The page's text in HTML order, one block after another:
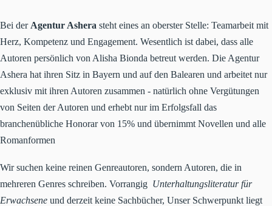
Bei der Agentur Ashera steht eines an oberster Stelle: Teamarbeit mit
Herz, Kompetenz und Engagement. Wesentlich ist dabei, dass alle
Autoren persönlich von Alisha Bionda betreut werden. Die Agentur
Ashera hat ihren Sitz in Bayern und auf den Balearen und arbeitet nur
exklusiv mit ihren Autoren zusammen - natürlich ohne Vergütungen
von Seiten der Autoren und erhebt nur im Erfolgsfall das
branchenübliche Honorar von 15% und übernimmt Novellen und alle
Romanformen
Wir suchen keine reinen Genreautoren, sondern Autoren, die in
mehreren Genres schreiben. Vorrangig Unterhaltungsliteratur für
Erwachsene und derzeit keine Sachbücher, Unser Schwerpunkt liegt